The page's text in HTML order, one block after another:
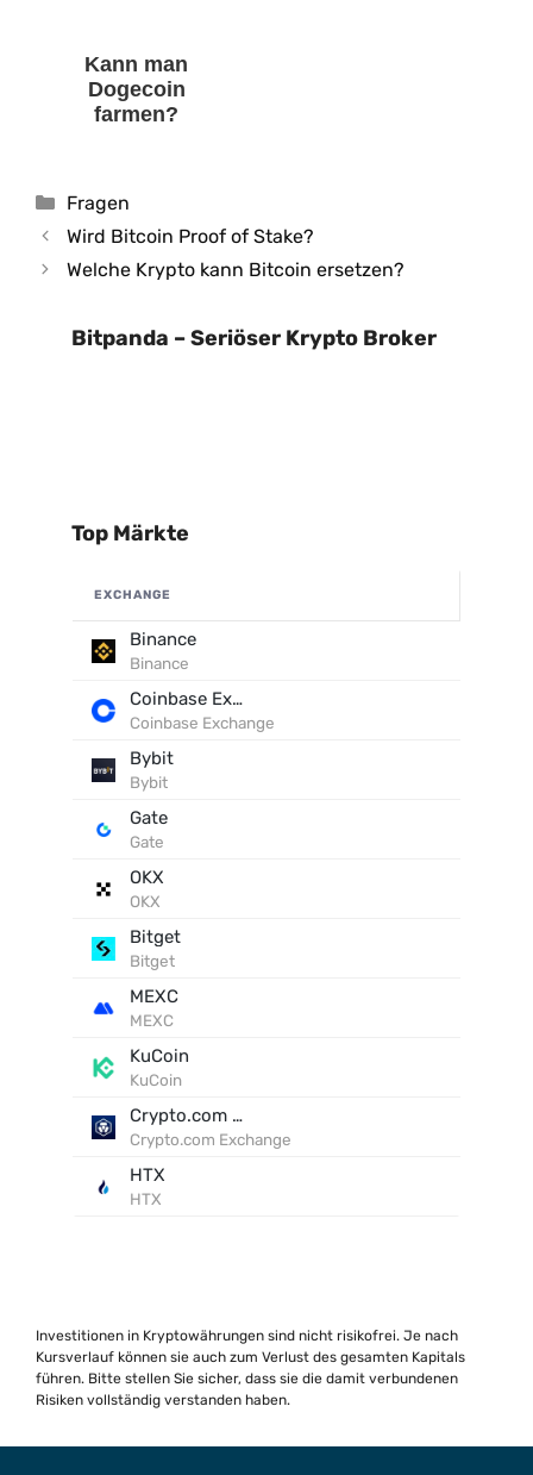
Kann man
Dogecoin
farmen?
Kategorien
Fragen
Wird Bitcoin Proof of Stake?
Welche Krypto kann Bitcoin ersetzen?
Bitpanda – Seriöser Krypto Broker
Top Märkte
EXCHANGE
Binance
Binance
Coinbase Exchange
Coinbase Exchange
Bybit
Bybit
Gate
Gate
OKX
OKX
Bitget
Bitget
MEXC
MEXC
KuCoin
KuCoin
Crypto.com Exchange
Crypto.com Exchange
HTX
HTX
Investitionen in Kryptowährungen sind nicht risikofrei. Je nach
Kursverlauf können sie auch zum Verlust des gesamten Kapitals
führen. Bitte stellen Sie sicher, dass sie die damit verbundenen
Risiken vollständig verstanden haben.